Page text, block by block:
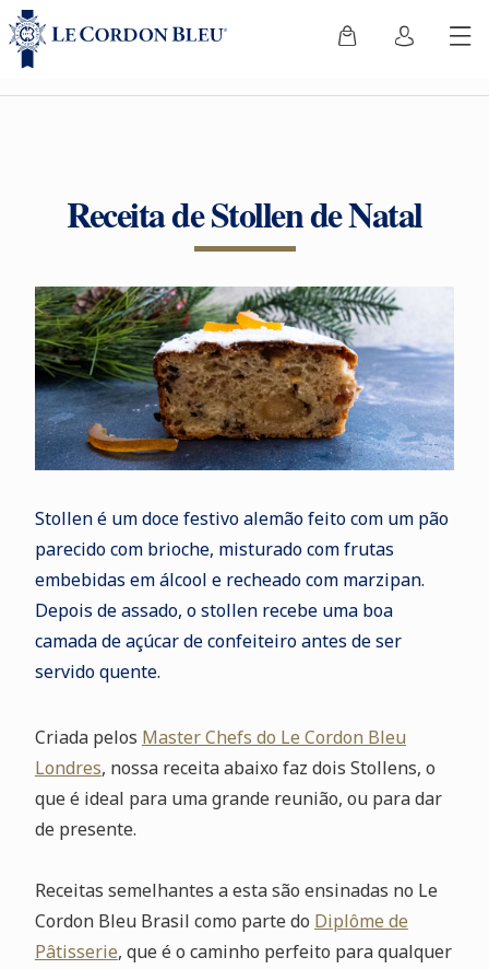
Receita de Stollen de Natal
Stollen é um doce festivo alemão feito com um pão
parecido com brioche, misturado com frutas
embebidas em álcool e recheado com marzipan.
Depois de assado, o stollen recebe uma boa
camada de açúcar de confeiteiro antes de ser
servido quente.
Criada pelos Master Chefs do Le Cordon Bleu
Londres, nossa receita abaixo faz dois Stollens, o
que é ideal para uma grande reunião, ou para dar
de presente.
Receitas semelhantes a esta são ensinadas no Le
Cordon Bleu Brasil como parte do Diplôme de
Pâtisserie, que é o caminho perfeito para qualquer